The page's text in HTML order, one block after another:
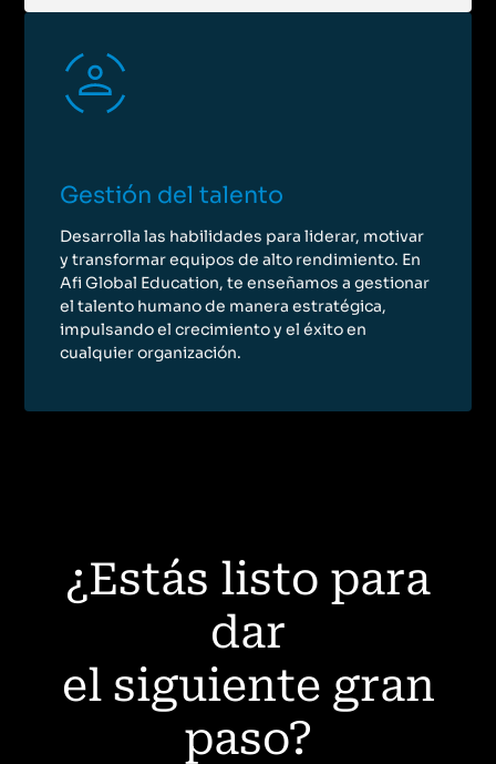
Gestión del talento
Desarrolla las habilidades para liderar, motivar
y transformar equipos de alto rendimiento. En
Afi Global Education, te enseñamos a gestionar
el talento humano de manera estratégica,
impulsando el crecimiento y el éxito en
cualquier organización.
¿Estás listo para
dar
el siguiente gran
paso?